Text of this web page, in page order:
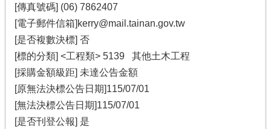
[傳真號碼] (06) 7862407
[電子郵件信箱]kerry@mail.tainan.gov.tw
[是否複數決標] 否
[標的分類] <工程類> 5139 其他土木工程
[採購金額級距] 未達公告金額
[原無法決標公告日期]115/07/01
[無法決標公告日期]115/07/01
[是否刊登公報] 是